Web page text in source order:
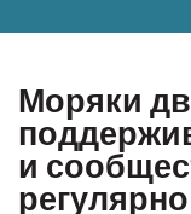
Моряки
и